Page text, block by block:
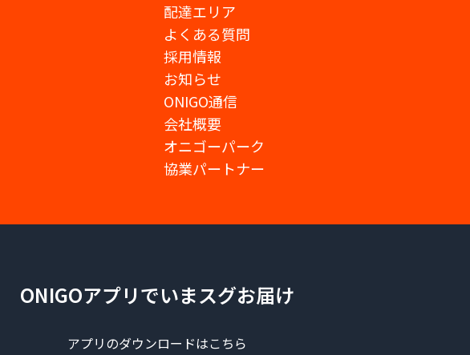
配達エリア
よくある質問
採用情報
お知らせ
ONIGO通信
会社概要
オニゴーパーク
協業パートナー
ONIGOアプリでいまスグお届け
アプリのダウンロードはこちら